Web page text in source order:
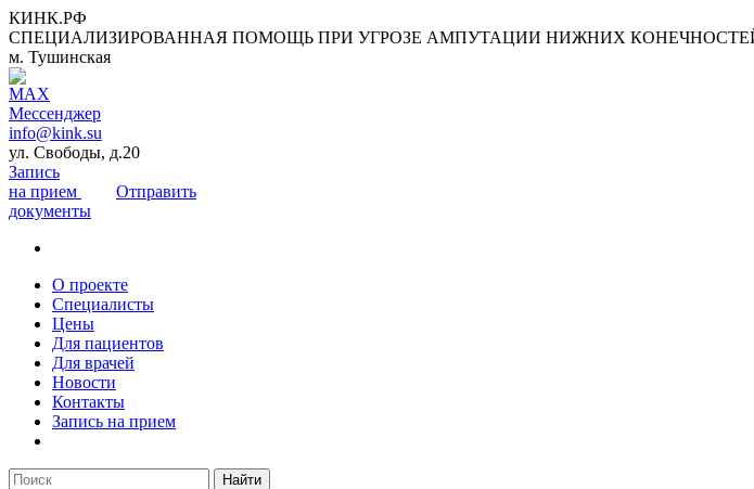
КИНК.РФ
СПЕЦИАЛИЗИРОВАННАЯ ПОМОЩЬ ПРИ УГРОЗЕ АМПУТАЦИИ НИЖНИХ
м. Тушинская
info@kink.su
ул. Свободы, д.20
Запись
на прием
Отправить
документы
О проекте
Специалисты
Цены
Для пациентов
Для врачей
Новости
Контакты
Запись на прием
Найти